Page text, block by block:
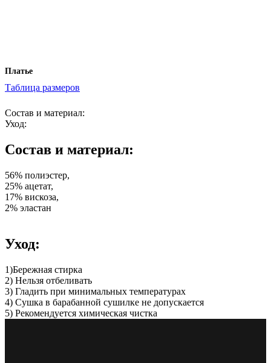
Платье
Таблица размеров
Состав и материал:
Уход:
Состав и материал:
56% полиэстер,
25% ацетат,
17% вискоза,
2% эластан
Уход:
1)Бережная стирка
2) Нельзя отбеливать
3) Гладить при минимальных температурах
4) Сушка в барабанной сушилке не допускается
5) Рекомендуется химическая чистка